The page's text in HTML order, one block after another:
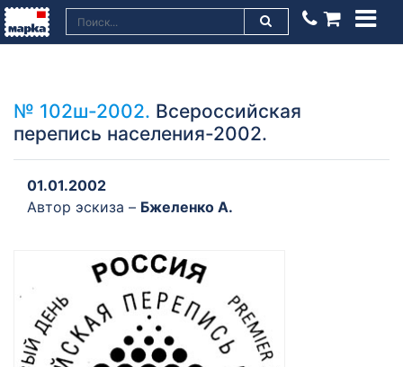
№ 102ш-2002. Всероссийская
перепись населения-2002.
01.01.2002
Автор эскиза – Бжеленко А.